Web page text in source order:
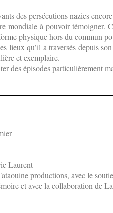
des persécutions nazies
mondiale à pouvoir témoigner.
physique hors du commun
lieux qu’il a traversés depuis
et exemplaire.
des épisodes particulièrement
Laurent
productions, avec le
et avec la collaboration de